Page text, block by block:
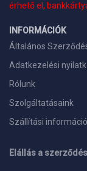
érhető el,
INFORMÁCIÓK
Általános
Adatkezelési
Rólunk
Szolgáltatásaink
Szállítási
Elállás a